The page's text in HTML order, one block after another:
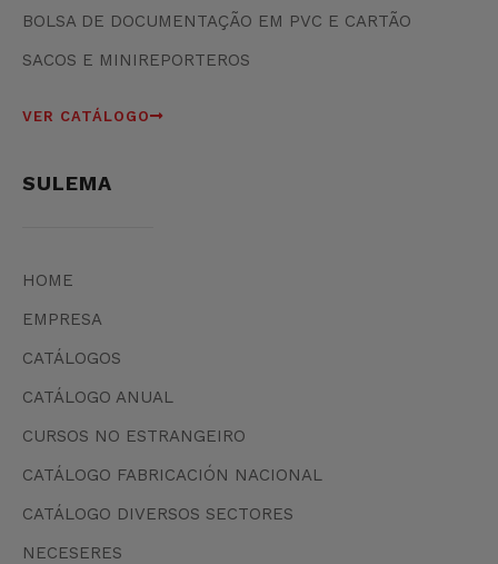
BOLSA DE DOCUMENTAÇÃO EM PVC E CARTÃO
SACOS E MINIREPORTEROS
VER CATÁLOGO
SULEMA
HOME
EMPRESA
CATÁLOGOS
CATÁLOGO ANUAL
CURSOS NO ESTRANGEIRO
CATÁLOGO FABRICACIÓN NACIONAL
CATÁLOGO DIVERSOS SECTORES
NECESERES